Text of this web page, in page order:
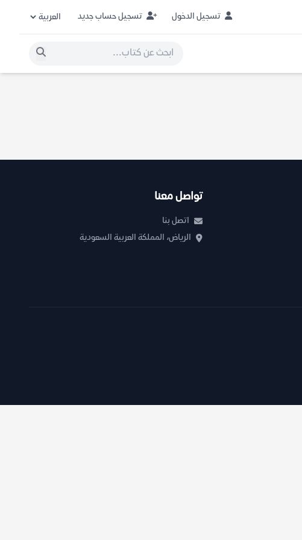
تسجيل الدخول تسجيل حساب جديد
تواصل معنا
اتصل بنا
الرياض، المملكة العربية السعودية